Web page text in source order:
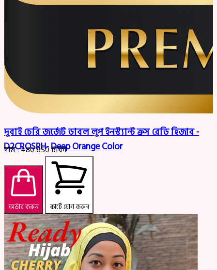
দুবাই চেরি জর্জেট ডাবল লুপ ইনস্ট্যান্ট ক্রস রেডি হিজাব -
D2CROSRH- Deep Orange Color
দাম :480650টাকা
অর্ডার করুন কার্টে যোগ করুন